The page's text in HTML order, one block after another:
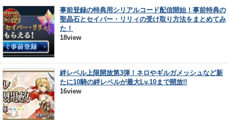
事前登録の特典用シリアルコード配信開始！事前特典の
聖晶石とセイバー・リリィの受け取り方法をまとめてみ
た！
18view
絆レベル上限開放第3弾！ネロやギルガメッシュなど新
たに10騎の絆レベルが最大Lv.10まで開放!!
16view